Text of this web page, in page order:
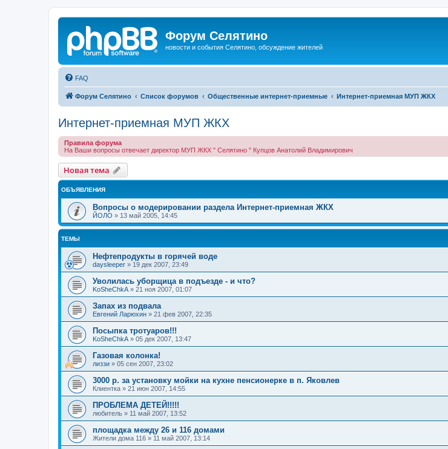
Форум Селятино
новости и события Селятино, обсуждение жителей
FAQ
Форум Селятино Список форумов Общественные интернет-приемные Интернет-приемная МУП ЖКХ
Интернет-приемная МУП ЖКХ
Правила форума
На Ваши вопросы отвечает директор МУП ЖКХ " Селятино " Купцов Анатолий Владимирович
Новая тема
ОБЪЯВЛЕНИЯ
Вопросы о модерировании раздела Интернет-приемная ЖКХ
ЙОЛО » 13 май 2005, 14:45
ТЕМЫ
Нефтепродукты в горячей воде
daysleeper » 19 дек 2007, 23:49
Уволилась уборщица в подъезде - и что?
KoSheChkA » 21 ноя 2007, 01:07
Запах из подвала
Евгений Ларюхин » 21 фев 2007, 22:35
Посыпка тротуаров!!!
KoSheChkA » 05 дек 2007, 13:47
Газовая колонка!
лиззи » 05 сен 2007, 23:02
3000 р. за установку мойки на кухне пенсионерке в п. Яковлев
Клиентка » 21 июн 2007, 14:55
ПРОБЛЕМА ДЕТЕЙ!!!!!
любитель » 11 май 2007, 13:52
площадка между 26 и 116 домами
Жители дома 116 » 11 май 2007, 13:14